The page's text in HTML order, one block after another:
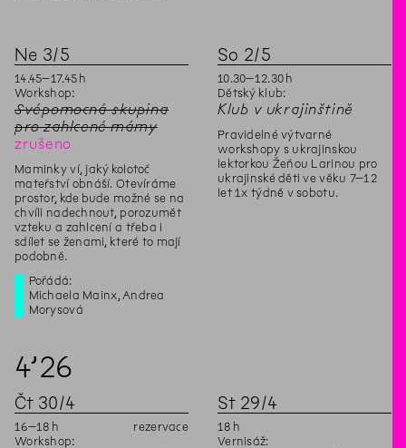
Ne 3/5
14.45–17.45 h
Workshop:
Svépomocná skupina
pro zahlcené mámy
zrušeno
Maminky ví, jaký kolotoč
mateřství obnáší. Otevíráme
prostor, kde bude možné se na
chvíli nadechnout, porozumět
vzteku a zahlcení a třeba i
sdílet se ženami, které to mají
podobně.
Pořádá:
Michaela Mainx, Andrea
Morysová
So 2/5
10.30–12.30 h
Dětský klub:
Klub v ukrajinštině
Pravidelné výtvarné
workshopy s ukrajinskou
lektorkou Žeňou Larinou pro
ukrajinské děti ve věku 7–12
let 1x týdně v sobotu.
4’26
Čt 30/4
16–18 h
rezervace
Workshop:
St 29/4
18 h
Vernisáž: